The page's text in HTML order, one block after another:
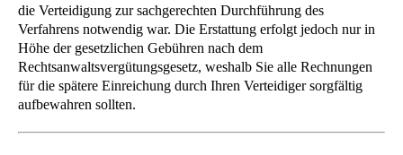
die Verteidigung zur sachgerechten Durchführung des
Verfahrens notwendig war. Die Erstattung erfolgt jedoch nur in
Höhe der gesetzlichen Gebühren nach dem
Rechtsanwaltsvergütungsgesetz, weshalb Sie alle Rechnungen
für die spätere Einreichung durch Ihren Verteidiger sorgfältig
aufbewahren sollten.